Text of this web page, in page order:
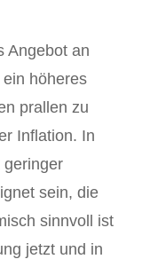
Angebot an
höheres
prallen zu
Inflation. In
geringer
sein, die
sinnvoll ist
jetzt und in